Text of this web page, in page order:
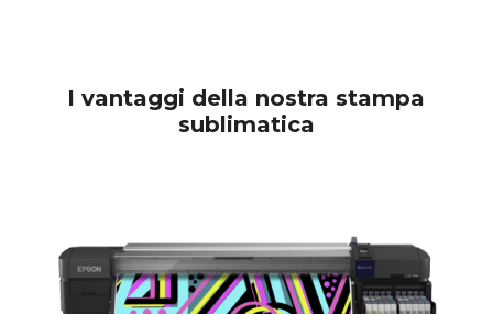
I vantaggi della nostra stampa
sublimatica